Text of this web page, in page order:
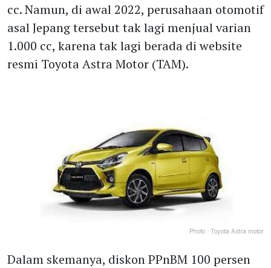
cc. Namun, di awal 2022, perusahaan otomotif
asal Jepang tersebut tak lagi menjual varian
1.000 cc, karena tak lagi berada di website
resmi Toyota Astra Motor (TAM).
Photo : Toyota Astra motor
Dalam skemanya, diskon PPnBM 100 persen